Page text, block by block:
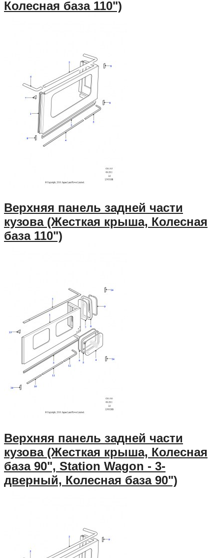
Колесная база 110")
Верхняя панель задней части
кузова (Жесткая крыша, Колесная
база 110")
Верхняя панель задней части
кузова (Жесткая крыша, Колесная
база 90", Station Wagon - 3-
дверный, Колесная база 90")